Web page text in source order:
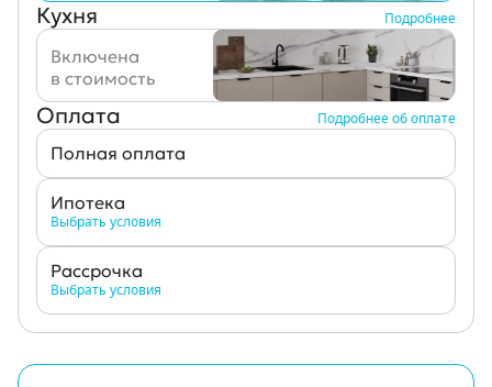
Кухня Подробнее
Включена
в стоимость
Оплата Подробнее об оплате
Полная оплата
Ипотека
Выбрать условия
Рассрочка
Выбрать условия